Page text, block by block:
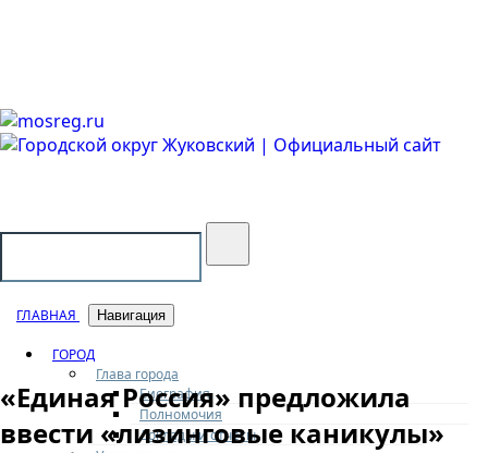
ГЛАВНАЯ Навигация
ГОРОД
Глава города
Биография
Полномочия
Доклады и отчеты
«Единая Россия» предложила
ввести «лизинговые каникулы»